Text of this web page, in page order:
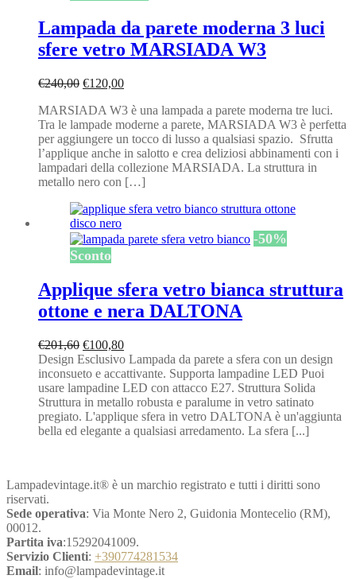
Lampada da parete moderna 3 luci
sfere vetro MARSIADA W3
€240,00 Il
originale
era:
€240,00.
€120,00Il
attuale
è:
€120,00.
MARSIADA W3 è una lampada a parete moderna tre luci.
Tra le lampade moderne a parete, MARSIADA W3 è perfetta
per aggiungere un tocco di lusso a qualsiasi spazio. Sfrutta
l’applique anche in salotto e crea deliziosi abbinamenti con i
lampadari della collezione MARSIADA. La struttura in
metallo nero con […]
-50%
Sconto
Applique sfera vetro bianca struttura
ottone e nera DALTONA
€201,60 Il
prezzo
originale
era:
€201,60.
€100,80Il
prezzo
attuale
è:
€100,80.
Design Esclusivo Lampada da parete a sfera con un design
inconsueto e accattivante. Supporta lampadine LED Puoi
usare lampadine LED con attacco E27. Struttura Solida
Struttura in metallo robusta e paralume in vetro satinato
pregiato. L'applique sfera in vetro DALTONA è un'aggiunta
bella ed elegante a qualsiasi arredamento. La sfera [...]
Lampadevintage.it® è un marchio registrato e tutti i diritti sono
riservati.
Sede operativa: Via Monte Nero 2, Guidonia Montecelio (RM),
00012.
Partita iva:15292041009.
Servizio Clienti: +390774281534
Email: info@lampadevintage.it